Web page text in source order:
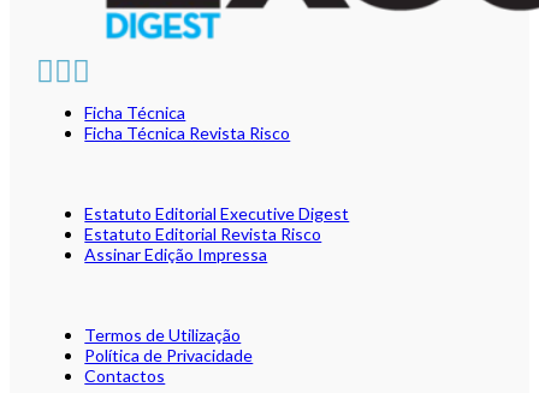
Ficha Técnica
Ficha Técnica Revista Risco
Estatuto Editorial Executive Digest
Estatuto Editorial Revista Risco
Assinar Edição Impressa
Termos de Utilização
Política de Privacidade
Contactos